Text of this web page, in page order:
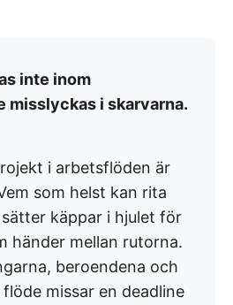
inte inom
misslyckas i skarvarna.
i arbetsflöden är
som helst kan rita
käppar i hjulet för
händer mellan rutorna.
beroendena och
missar en deadline